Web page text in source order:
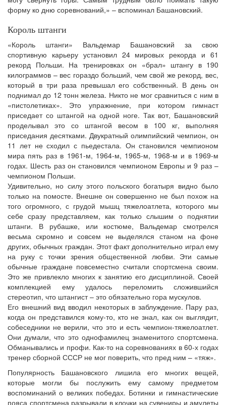
форму ко дню соревнований,» – вспоминал Башановский.
Король штанги
«Король штанги» Вальдемар Башановский за свою
спортивную карьеру установил 24 мировых рекорда и 61
рекорд Польши. На тренировках он «брал» штангу в 190
килограммов – вес гораздо больший, чем свой же рекорд, вес,
который в три раза превышал его собственный. В день он
поднимал до 12 тонн железа. Никто не мог сравниться с ним в
«пистолетиках». Это упражнение, при котором гимнаст
приседает со штангой на одной ноге. Так вот, Башановский
проделывал это со штангой весом в 100 кг, выполняя
приседания десятками. Двукратный олимпийский чемпион, он
11 лет не сходил с пьедестала. Он становился чемпионом
мира пять раз в 1961-м, 1964-м, 1965-м, 1968-м и в 1969-м
годах. Шесть раз он становился чемпионом Европы и 9 раз –
чемпионом Польши.
Удивительно, но силу этого польского богатыря видно было
только на помосте. Внешне он совершенно не был похож на
того огромного, с грудой мышц тяжелоатлета, которого мы
себе сразу представляем, как только слышим о поднятии
штанги. В рубашке, или костюме, Вальдемар смотрелся
весьма скромно и совсем не выделялся станом на фоне
других, обычных граждан. Этот факт дополнительно играл ему
на руку с точки зрения общественной любви. Эти самые
обычные граждане повсеместно считали спортсмена своим.
Это же привлекло многих к занятию его дисциплиной. Своей
комплекцией ему удалось переломить сложившийся
стереотип, что штангист – это обязательно гора мускулов.
Его внешний вид вводил некоторых в заблуждение. Пару раз,
когда он представился кому-то, кто не знал, как он выглядит,
собеседники не верили, что это и есть чемпион-тяжелоатлет.
Они думали, что это однофамилец знаменитого спортсмена.
Обманывались и профи. Как-то на соревнованиях в 60-х годах
тренер сборной СССР не мог поверить, что пред ним – «тяж».
Популярность Башановского лишила его многих вещей,
которые могли бы послужить ему самому предметом
воспоминаний о великих победах. Ботинки и гимнастические
пояса спортсмена разрывали в клочки на сувениры и амулеты